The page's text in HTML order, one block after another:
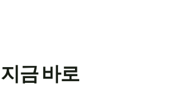
지금 바로